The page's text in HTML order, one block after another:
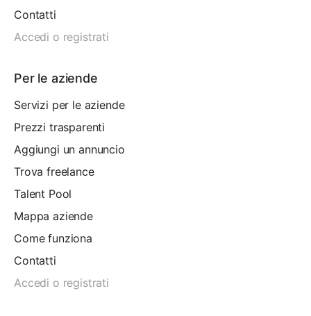
Contatti
Accedi o registrati
Per le aziende
Servizi per le aziende
Prezzi trasparenti
Aggiungi un annuncio
Trova freelance
Talent Pool
Mappa aziende
Come funziona
Contatti
Accedi o registrati